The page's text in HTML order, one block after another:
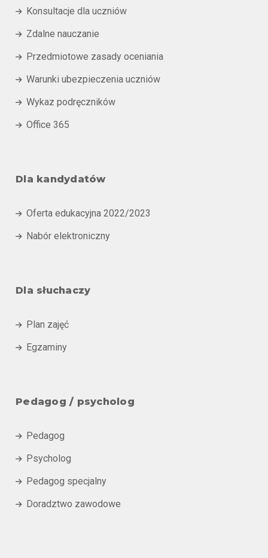
 Konsultacje dla uczniów
 Zdalne nauczanie
 Przedmiotowe zasady oceniania
 Warunki ubezpieczenia uczniów
 Wykaz podręczników
 Office 365
Dla kandydatów
 Oferta edukacyjna 2022/2023
 Nabór elektroniczny
Dla słuchaczy
 Plan zajęć
 Egzaminy
Pedagog / psycholog
 Pedagog
 Psycholog
 Pedagog specjalny
 Doradztwo zawodowe